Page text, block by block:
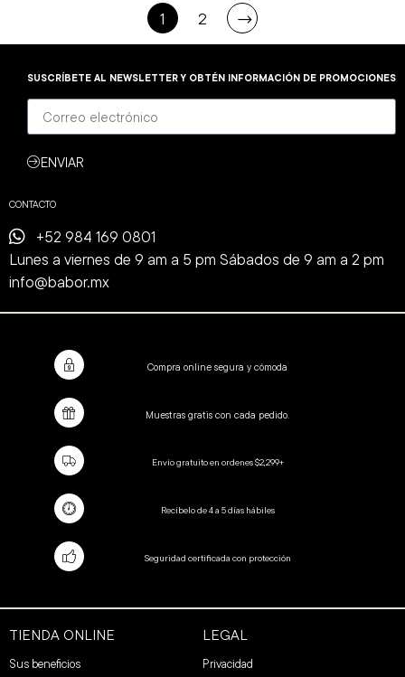
1 2 →
SUSCRÍBETE AL NEWSLETTER Y OBTÉN INFORMACIÓN DE PROMOCIONES
ENVIAR
CONTACTO
+52 984 169 0801
Lunes a viernes de 9 am a 5 pm Sábados de 9 am a 2 pm
info@babor.mx
Compra online segura y cómoda
Muestras gratis con cada pedido.
Envío gratuito en ordenes $2,299+
Recíbelo de 4 a 5 días hábiles
Seguridad certificada con protección
TIENDA ONLINE
Sus beneficios
LEGAL
Privacidad